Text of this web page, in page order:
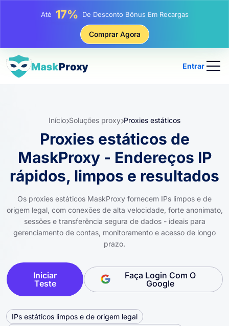
Até25%Desconto Em Compras Estáticas De IP
Desconto Em Compras Rotativas De IP
Comprar Agora
Entrar
Início Soluções proxy Proxies estáticos
Proxies estáticos de
MaskProxy - Endereços IP
rápidos, limpos e resultados
Os proxies estáticos MaskProxy fornecem IPs limpos e de
origem legal, com conexões de alta velocidade, forte anonimato,
sessões e transferência segura de dados - ideais para
gerenciamento de contas, monitoramento e acesso de longo
prazo.
Iniciar
Teste
Faça Login Com O
Google
IPs estáticos limpos e de origem legal